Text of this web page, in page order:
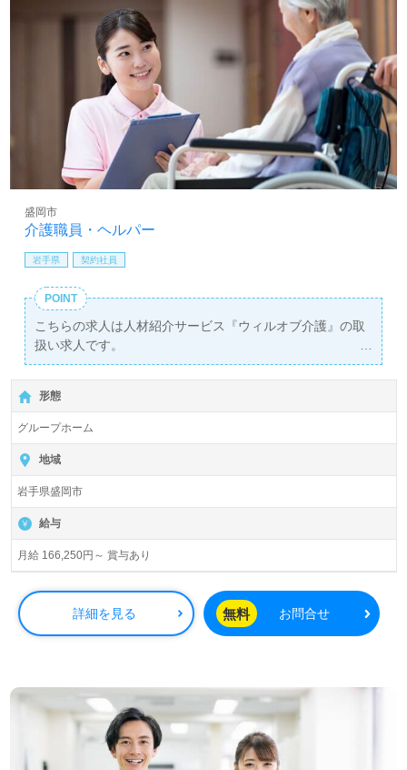
介護職員・ヘルパー
盛岡市
岩手県 契約社員
POINT
こちらの求人は人材紹介サービス『ウィルオブ介護』の取
扱い求人です。
詳細に関してお気軽にご相談ください♪
【無料】で皆さんの転職活動をサポートいたします。
形態
グループホーム
地域
岩手県盛岡市
給与
月給 166,250円～ 賞与あり
詳細を見る 無料 お問合せ